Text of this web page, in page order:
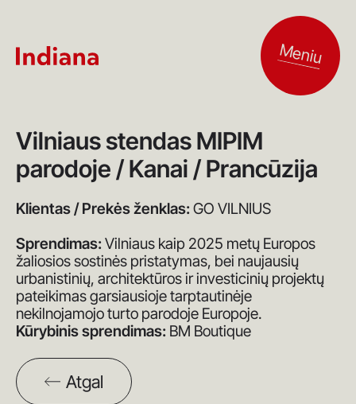
Meniu
Vilniaus stendas MIPIM
parodoje / Kanai / Prancūzija
Klientas / Prekės ženklas: GO VILNIUS
Sprendimas: Vilniaus kaip 2025 metų Europos
žaliosios sostinės pristatymas, bei naujausių
urbanistinių, architektūros ir investicinių projektų
pateikimas garsiausioje tarptautinėje
nekilnojamojo turto parodoje Europoje.
Kūrybinis sprendimas: BM Boutique
Atgal